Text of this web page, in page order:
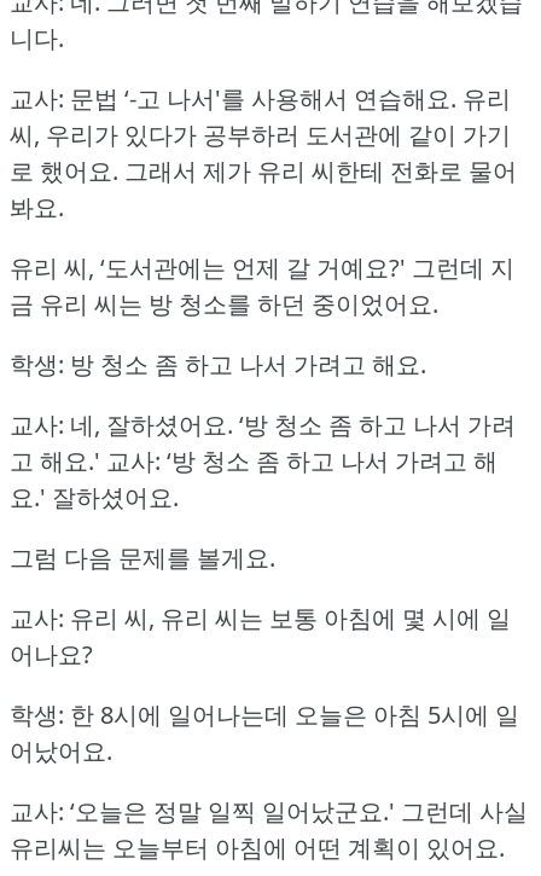
니다.
교사: 문법 ‘-고 나서'를 사용해서 연습해요. 유리
씨, 우리가 있다가 공부하러 도서관에 같이 가기
로 했어요. 그래서 제가 유리 씨한테 전화로 물어
봐요.
유리 씨, ‘도서관에는 언제 갈 거예요?' 그런데 지
금 유리 씨는 방 청소를 하던 중이었어요.
학생: 방 청소 좀 하고 나서 가려고 해요.
교사: 네, 잘하셨어요. ‘방 청소 좀 하고 나서 가려
고 해요.' 교사: ‘방 청소 좀 하고 나서 가려고 해
요.' 잘하셨어요.
그럼 다음 문제를 볼게요.
교사: 유리 씨, 유리 씨는 보통 아침에 몇 시에 일
어나요?
학생: 한 8시에 일어나는데 오늘은 아침 5시에 일
어났어요.
교사: ‘오늘은 정말 일찍 일어났군요.' 그런데 사실
유리씨는 오늘부터 아침에 어떤 계획이 있어요.